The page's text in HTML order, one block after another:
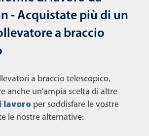
- Acquistate più di un
a braccio
a braccio telescopico,
anche un'ampia scelta di altre
lavoro per soddisfare le vostre
le nostre alternative: